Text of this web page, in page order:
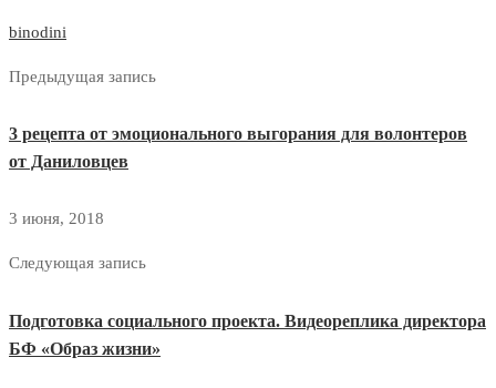
binodini
Предыдущая запись
3 рецепта от эмоционального выгорания для волонтеров
от Даниловцев
3 июня, 2018
Следующая запись
Подготовка социального проекта. Видеореплика директора
БФ «Образ жизни»